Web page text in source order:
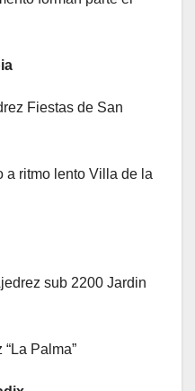
Fiestas de San
a ritmo lento Villa de la
sub 2200 Jardin
Palma”